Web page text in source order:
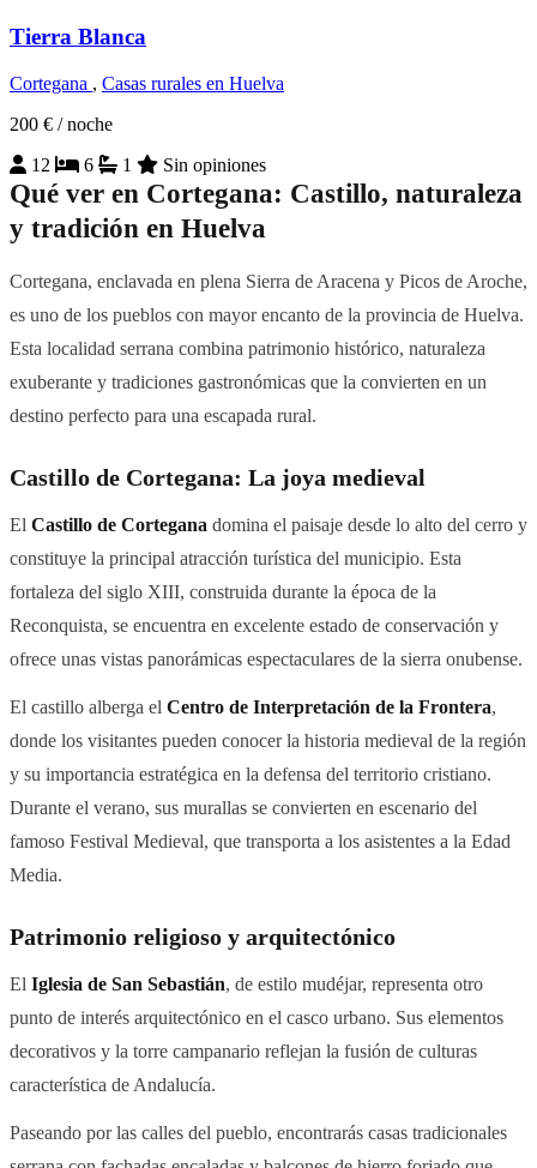
Tierra Blanca
Cortegana , Casas rurales en Huelva
200 € / noche
12
6 1 Sin opiniones
Qué ver en Cortegana: Castillo, naturaleza
y tradición en Huelva
Cortegana, enclavada en plena Sierra de Aracena y Picos de Aroche,
es uno de los pueblos con mayor encanto de la provincia de Huelva.
Esta localidad serrana combina patrimonio histórico, naturaleza
exuberante y tradiciones gastronómicas que la convierten en un
destino perfecto para una escapada rural.
Castillo de Cortegana: La joya medieval
El Castillo de Cortegana domina el paisaje desde lo alto del cerro y
constituye la principal atracción turística del municipio. Esta
fortaleza del siglo XIII, construida durante la época de la
Reconquista, se encuentra en excelente estado de conservación y
ofrece unas vistas panorámicas espectaculares de la sierra onubense.
El castillo alberga el Centro de Interpretación de la Frontera,
donde los visitantes pueden conocer la historia medieval de la región
y su importancia estratégica en la defensa del territorio cristiano.
Durante el verano, sus murallas se convierten en escenario del
famoso Festival Medieval, que transporta a los asistentes a la Edad
Media.
Patrimonio religioso y arquitectónico
El Iglesia de San Sebastián, de estilo mudéjar, representa otro
punto de interés arquitectónico en el casco urbano. Sus elementos
decorativos y la torre campanario reflejan la fusión de culturas
característica de Andalucía.
Paseando por las calles del pueblo, encontrarás casas tradicionales